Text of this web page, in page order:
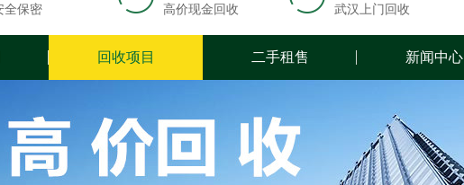
全保密 高价现金回收 武汉上门回收
回收项目 二手租售 新闻中心